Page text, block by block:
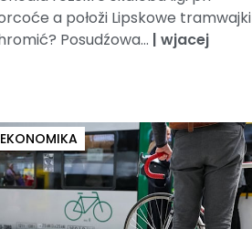
a połoži Lipskowe tramwajki
Posudźowa... | wjacej
EKONOMIKA